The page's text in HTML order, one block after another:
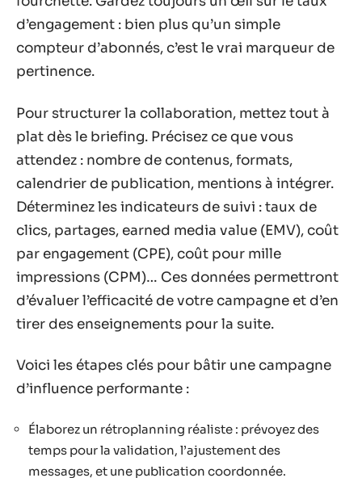
d’engagement : bien plus qu’un simple
compteur d’abonnés, c’est le vrai marqueur de
pertinence.
Pour structurer la collaboration, mettez tout à
plat dès le briefing. Précisez ce que vous
attendez : nombre de contenus, formats,
calendrier de publication, mentions à intégrer.
Déterminez les indicateurs de suivi : taux de
clics, partages, earned media value (EMV), coût
par engagement (CPE), coût pour mille
impressions (CPM)… Ces données permettront
d’évaluer l’efficacité de votre campagne et d’en
tirer des enseignements pour la suite.
Voici les étapes clés pour bâtir une campagne
d’influence performante :
Élaborez un rétroplanning réaliste : prévoyez des
temps pour la validation, l’ajustement des
messages, et une publication coordonnée.